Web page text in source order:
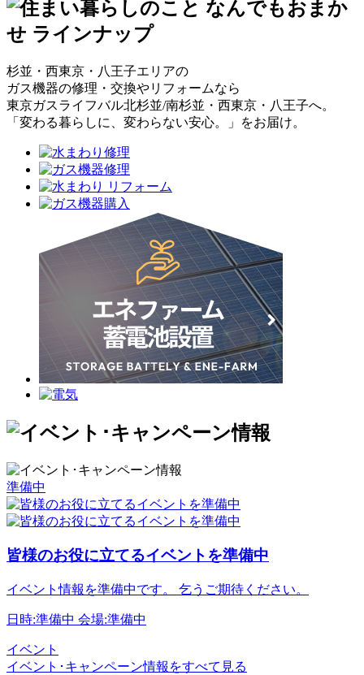
杉並・西東京・八王子エリアの
ガス機器の修理・交換やリフォームなら
東京ガスライフバル北杉並/南杉並・西東京・八王子へ。
「変わる暮らしに、変わらない安心。」をお届け。
準備中
皆様のお役に立てるイベントを準備中
イベント情報を準備中です。 乞うご期待ください。
日時:準備中 会場:準備中
イベント
イベント･キャンペーン情報をすべて見る